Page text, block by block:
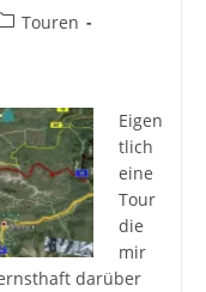
Touren
Eigen
tlich
eine
Tour
die
mir
darüber